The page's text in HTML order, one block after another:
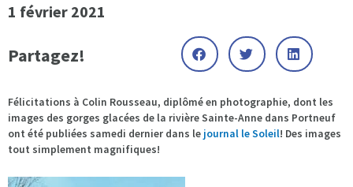
1 février 2021
Partagez!
Félicitations à Colin Rousseau, diplômé en photographie, dont les
images des gorges glacées de la rivière Sainte-Anne dans Portneuf
ont été publiées samedi dernier dans le journal le Soleil! Des images
tout simplement magnifiques!